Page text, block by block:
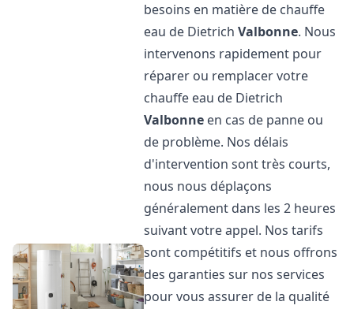
besoins en matière de chauffe
eau de DietrichValbonne. Nous
intervenons rapidement pour
réparer ou remplacer votre
chauffe eau de Dietrich
Valbonne en cas de panne ou
de problème. Nos délais
d'intervention sont très courts,
nous nous déplaçons
généralement dans les 2 heures
suivant votre appel. Nos tarifs
sont compétitifs et nous offrons
des garanties sur nos services
pour vous assurer de la qualité